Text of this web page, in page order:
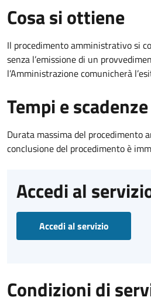
Cosa si ottiene
Il procedimento amministrativo si
senza l’emissione di un
l’Amministrazione comunicherà
Tempi e scadenze
Durata massima del procedimento
conclusione del procedimento è
Accedi al
Accedi al servizio
Condizioni di